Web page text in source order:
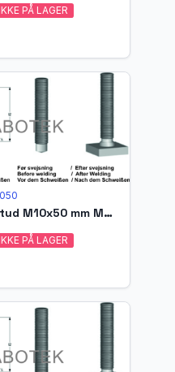
IKKE PÅ LAGER
MD Threated Stud M10x50 mm Matr. A4-70 acc. EN ISO 13918 (MPF)
IKKE PÅ LAGER